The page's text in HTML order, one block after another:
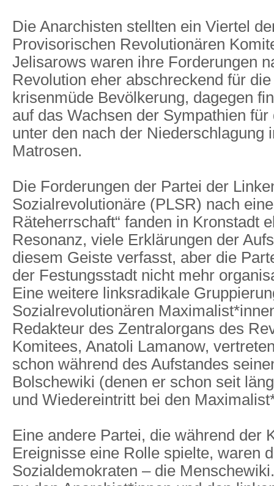
Die Anarchisten stellten ein Viertel
Provisorischen Revolutionären
Jelisarows waren ihre Forderungen
Revolution eher abschreckend für
krisenmüde Bevölkerung, dagegen
auf das Wachsen der Sympathien
unter den nach der Niederschlagung
Matrosen.
Die Forderungen der Partei der
Sozialrevolutionäre (PLSR) nach
Räteherrschaft“ fanden in Kronstadt
Resonanz, viele Erklärungen der
diesem Geiste verfasst, aber die
der Festungsstadt nicht mehr
Eine weitere linksradikale
Sozialrevolutionären
Redakteur des Zentralorgans des
Komitees, Anatoli Lamanow,
schon während des Aufstandes
Bolschewiki (denen er schon seit
und Wiedereintritt bei den
Eine andere Partei, die während der
Ereignisse eine Rolle spielte, waren
Sozialdemokraten – die